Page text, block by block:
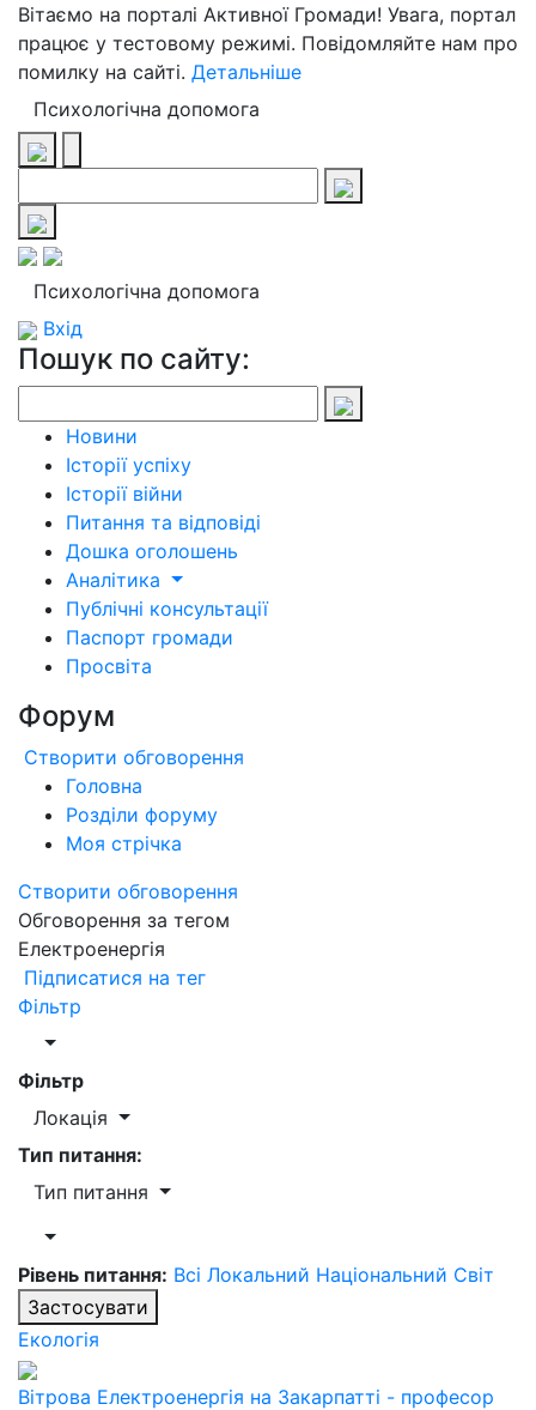
Вітаємо на порталі Активної Громади! Увага, портал
працює у тестовому режимі. Повідомляйте нам про
помилку на сайті. Детальніше
Психологічна допомога
Психологічна допомога
Вхід
Пошук по сайту:
Новини
Історії успіху
Історії війни
Питання та відповіді
Дошка оголошень
Аналітика
Публічні консультації
Паспорт громади
Просвіта
Форум
Створити обговорення
Головна
Розділи форуму
Моя стрічка
Створити обговорення
Обговорення за тегом
Електроенергія
Підписатися на тег
Фільтр
Фільтр
Локація
Тип питання:
Тип питання
Рівень питання: Всі Локальний Національний Світ
Застосувати
Екологія
Вітрова Електроенергія на Закарпатті - професор